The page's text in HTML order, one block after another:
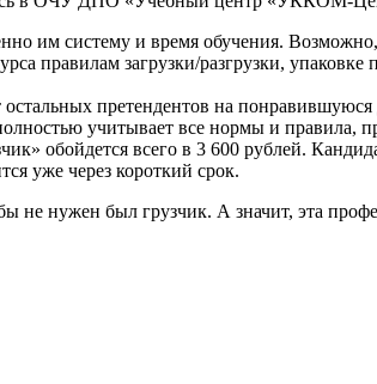
им систему и время обучения.
правилам загрузки/разгрузки,
претендентов на понравившуюся
учитывает все нормы и правила,
обойдется всего в 3 600 рублей.
уже через короткий срок.
не нужен был грузчик. А значит, эта